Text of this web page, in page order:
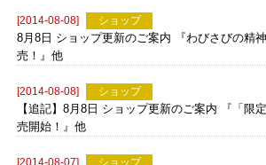
8月9日 ショップ更新のご案内 『恋せよ乙女
始！』他
ショップ
8月8日 ショップ更新のご案内 『わびさびの
売！』他
[2014-08-08] ショップ